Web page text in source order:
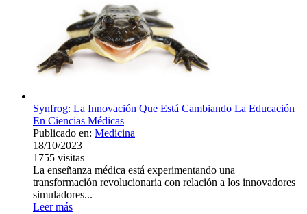
Synfrog: La Innovación Que Está Cambiando La Educación
En Ciencias Médicas
Publicado en: Medicina
18/10/2023
1755 visitas
La enseñanza médica está experimentando una
transformación revolucionaria con relación a los innovadores
simuladores...
Leer más